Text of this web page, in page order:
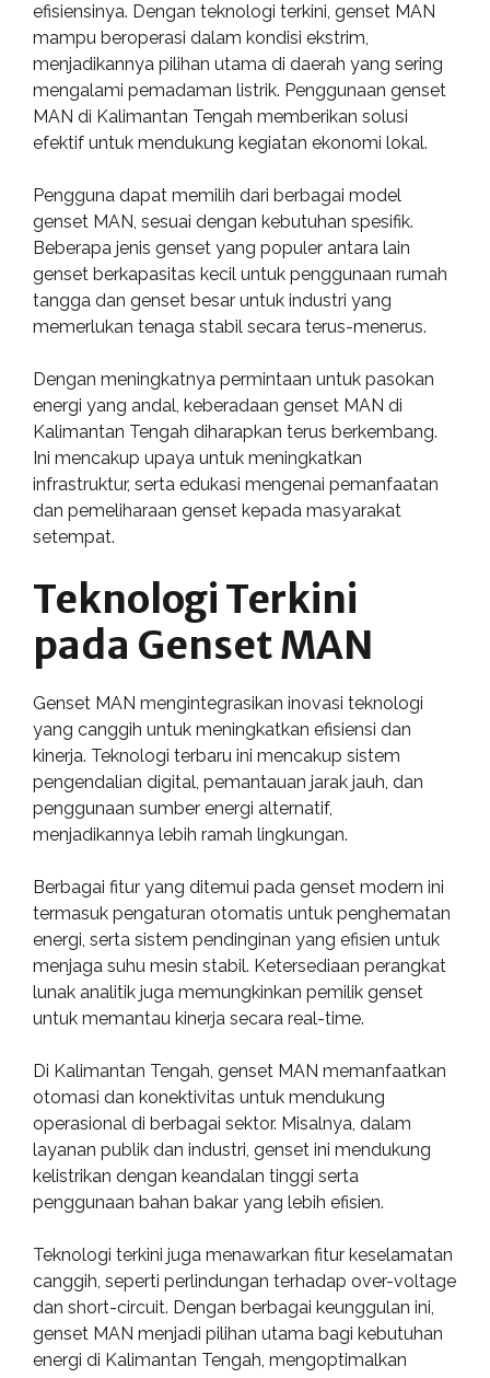
efisiensinya. Dengan teknologi terkini, genset MAN
mampu beroperasi dalam kondisi ekstrim,
menjadikannya pilihan utama di daerah yang sering
mengalami pemadaman listrik. Penggunaan genset
MAN di Kalimantan Tengah memberikan solusi
efektif untuk mendukung kegiatan ekonomi lokal.
Pengguna dapat memilih dari berbagai model
genset MAN, sesuai dengan kebutuhan spesifik.
Beberapa jenis genset yang populer antara lain
genset berkapasitas kecil untuk penggunaan rumah
tangga dan genset besar untuk industri yang
memerlukan tenaga stabil secara terus-menerus.
Dengan meningkatnya permintaan untuk pasokan
energi yang andal, keberadaan genset MAN di
Kalimantan Tengah diharapkan terus berkembang.
Ini mencakup upaya untuk meningkatkan
infrastruktur, serta edukasi mengenai pemanfaatan
dan pemeliharaan genset kepada masyarakat
setempat.
Teknologi Terkini
pada Genset MAN
Genset MAN mengintegrasikan inovasi teknologi
yang canggih untuk meningkatkan efisiensi dan
kinerja. Teknologi terbaru ini mencakup sistem
pengendalian digital, pemantauan jarak jauh, dan
penggunaan sumber energi alternatif,
menjadikannya lebih ramah lingkungan.
Berbagai fitur yang ditemui pada genset modern ini
termasuk pengaturan otomatis untuk penghematan
energi, serta sistem pendinginan yang efisien untuk
menjaga suhu mesin stabil. Ketersediaan perangkat
lunak analitik juga memungkinkan pemilik genset
untuk memantau kinerja secara real-time.
Di Kalimantan Tengah, genset MAN memanfaatkan
otomasi dan konektivitas untuk mendukung
operasional di berbagai sektor. Misalnya, dalam
layanan publik dan industri, genset ini mendukung
kelistrikan dengan keandalan tinggi serta
penggunaan bahan bakar yang lebih efisien.
Teknologi terkini juga menawarkan fitur keselamatan
canggih, seperti perlindungan terhadap over-voltage
dan short-circuit. Dengan berbagai keunggulan ini,
genset MAN menjadi pilihan utama bagi kebutuhan
energi di Kalimantan Tengah, mengoptimalkan